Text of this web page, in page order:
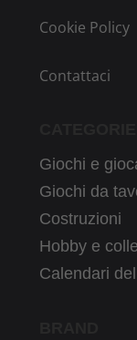
Cookie Policy
Contattaci
Giochi e
Giochi da
Costruzioni
Hobby e
Calendari